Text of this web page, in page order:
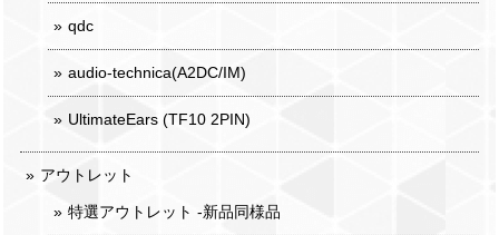
qdc
audio-technica(A2DC/IM)
UltimateEars (TF10 2PIN)
アウトレット
特選アウトレット -新品同様品